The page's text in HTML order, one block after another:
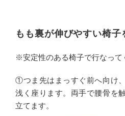
もも裏が伸びやすい椅
※安定性のある椅子で行なって
①つま先はまっすぐ前へ向け
浅く座ります。両手で腰骨を
立てます。